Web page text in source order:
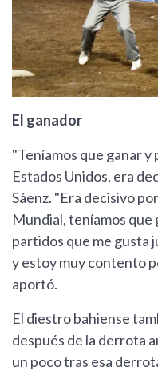
El ganador
"Teníamos que ganar
Estados Unidos, era
Sáenz. "Era decisivo
Mundial, teníamos que
partidos que me gusta
y estoy muy contento
aportó.
El diestro bahiense
después de la derrota
un poco tras esa